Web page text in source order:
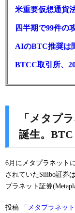
「メタプ
誕生。
6月にメタプラネット
されていたSiiibo証券
プラネット証券
投稿
「メタプラネッ